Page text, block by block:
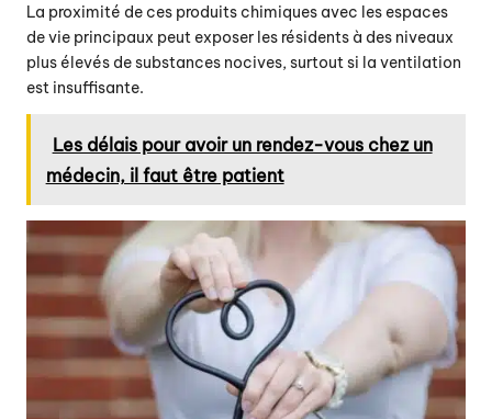
La proximité de ces produits chimiques avec les espaces
de vie principaux peut exposer les résidents à des niveaux
plus élevés de substances nocives, surtout si la ventilation
est insuffisante.
Les délais pour avoir un rendez-vous chez un
médecin, il faut être patient